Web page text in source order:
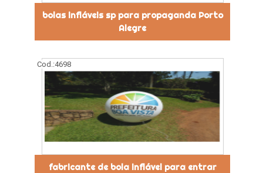
bolas infláveis sp para propaganda Porto
Alegre
Cod.:4698
fabricante de bola inflável para entrar